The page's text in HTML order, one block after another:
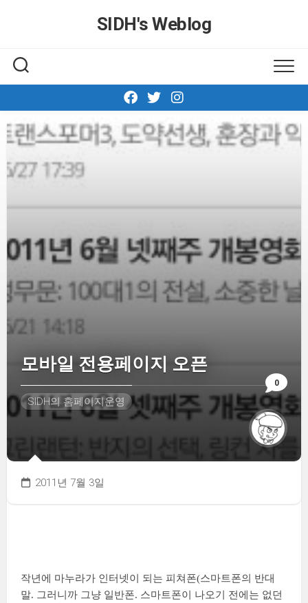
SIDH′s Weblog
0
모바일 전용페이지 오픈
SIDH의 홈페이지운영
2011년 7월 3일
작년에 마누라가 인터넷이 되는 피쳐폰(스마트폰의 반대
말. 그러니까 그냥 일반폰. 스마트폰이 나오기 전에는 없던